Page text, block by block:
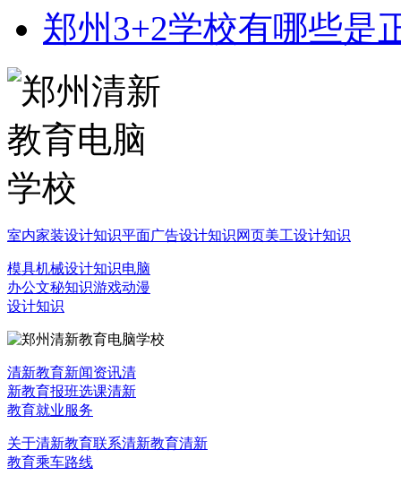
郑州3+2学校有哪些是
室内家装设计知识平面广告设计知识网页美工设计知识
模具机械设计知识电脑
办公文秘知识游戏动漫
设计知识
清新教育新闻资讯清
新教育报班选课清新
教育就业服务
关于清新教育联系清新教育清新
教育乘车路线